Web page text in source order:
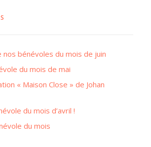
nos bénévoles du mois de juin
du mois de mai
« Maison Close » de Johan
du mois d’avril !
du mois